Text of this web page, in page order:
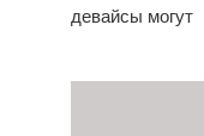
девайсы могут